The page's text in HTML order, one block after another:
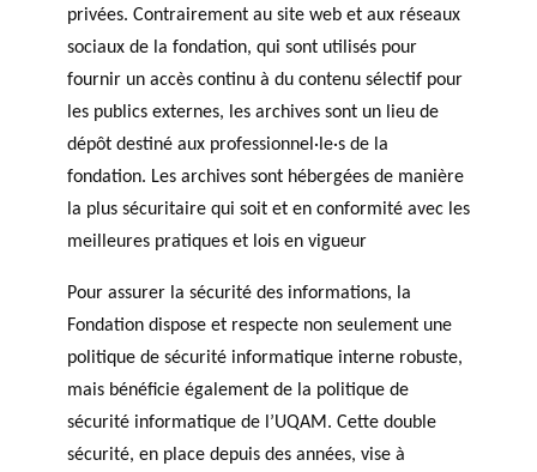
privées. Contrairement au site web et aux réseaux
sociaux de la fondation, qui sont utilisés pour
fournir un accès continu à du contenu sélectif pour
les publics externes, les archives sont un lieu de
dépôt destiné aux professionnel·le·s de la
fondation. Les archives sont hébergées de manière
la plus sécuritaire qui soit et en conformité avec les
meilleures pratiques et lois en vigueur
Pour assurer la sécurité des informations, la
Fondation dispose et respecte non seulement une
politique de sécurité informatique interne robuste,
mais bénéficie également de la politique de
sécurité informatique de l’UQAM. Cette double
sécurité, en place depuis des années, vise à